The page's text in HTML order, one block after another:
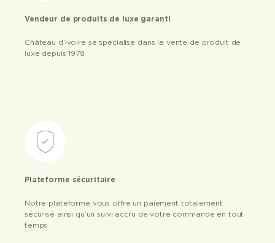
Vendeur de produits de luxe garanti
Château d’ivoire se spécialise dans la vente de produit de
luxe depuis 1978
Plateforme sécuritaire
Notre plateforme vous offre un paiement totalement
sécurisé ainsi qu’un suivi accru de votre commande en tout
temps